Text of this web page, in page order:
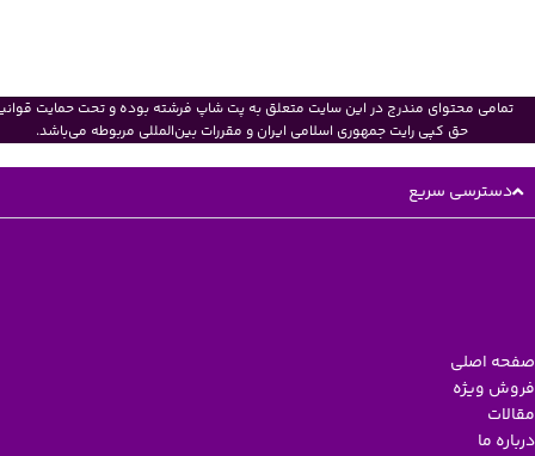
تمامی محتوای مندرج در این سایت متعلق به پت شاپ فرشته بوده و تحت حمایت
حق کپی رایت جمهوری اسلامی ایران و مقررات بین‌المللی مربوطه می‌باشد.
دسترسی سریع
صفحه اصلی
فروش ویژه
مقالات
درباره ما